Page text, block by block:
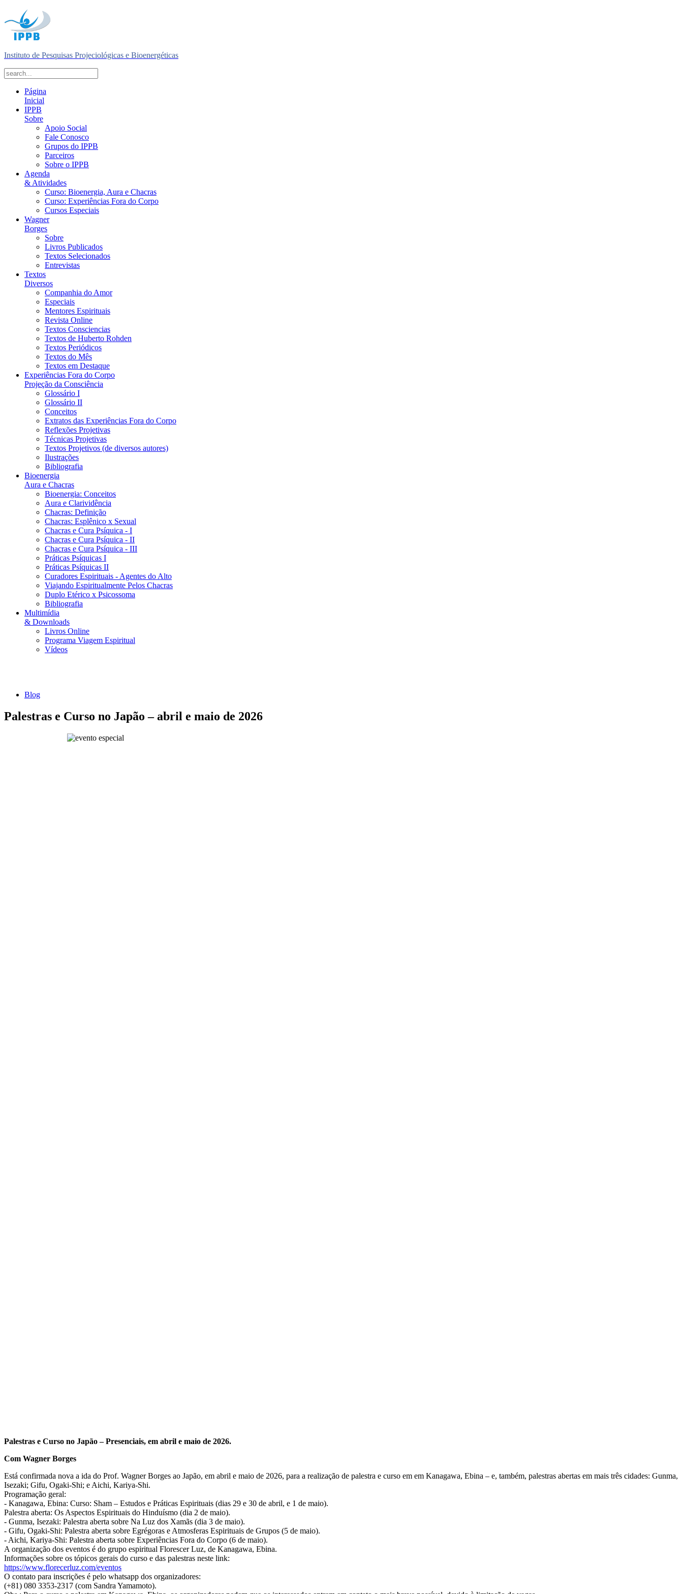
Instituto de Pesquisas Projeciológicas e Bioenergéticas
Página
Inicial
IPPB
Sobre
Apoio Social
Fale Conosco
Grupos do IPPB
Parceiros
Sobre o IPPB
Agenda
& Atividades
Curso: Bioenergia, Aura e Chacras
Curso: Experiências Fora do Corpo
Cursos Especiais
Wagner
Borges
Sobre
Livros Publicados
Textos Selecionados
Entrevistas
Textos
Diversos
Companhia do Amor
Especiais
Mentores Espirituais
Revista Online
Textos Consciencias
Textos de Huberto Rohden
Textos Periódicos
Textos do Mês
Textos em Destaque
Experiências Fora do Corpo
Projeção da Consciência
Glossário I
Glossário II
Conceitos
Extratos das Experiências Fora do Corpo
Reflexões Projetivas
Técnicas Projetivas
Textos Projetivos (de diversos autores)
Ilustrações
Bibliografia
Bioenergia
Aura e Chacras
Bioenergia: Conceitos
Aura e Clarividência
Chacras: Definição
Chacras: Esplênico x Sexual
Chacras e Cura Psíquica - I
Chacras e Cura Psíquica - II
Chacras e Cura Psíquica - III
Práticas Psíquicas I
Práticas Psíquicas II
Curadores Espirituais - Agentes do Alto
Viajando Espiritualmente Pelos Chacras
Duplo Etérico x Psicossoma
Bibliografia
Multimídia
& Downloads
Livros Online
Programa Viagem Espiritual
Vídeos
Blog
Palestras e Curso no Japão – abril e maio de 2026
Palestras e Curso no Japão – Presenciais, em abril e maio de 2026.
Com Wagner Borges
Está confirmada nova a ida do Prof. Wagner Borges ao Japão, em abril e maio de 2026, para a realização de palestra e curso em em Kanagawa, Ebina – e, também, palestras abertas em mais três cidades: Gunma,
Isezaki; Gifu, Ogaki-Shi; e Aichi, Kariya-Shi.
Programação geral:
- Kanagawa, Ebina: Curso: Sham – Estudos e Práticas Espirituais (dias 29 e 30 de abril, e 1 de maio).
Palestra aberta: Os Aspectos Espirituais do Hinduísmo (dia 2 de maio).
- Gunma, Isezaki: Palestra aberta sobre Na Luz dos Xamãs (dia 3 de maio).
- Gifu, Ogaki-Shi: Palestra aberta sobre Egrégoras e Atmosferas Espirituais de Grupos (5 de maio).
- Aichi, Kariya-Shi: Palestra aberta sobre Experiências Fora do Corpo (6 de maio).
A organização dos eventos é do grupo espiritual Florescer Luz, de Kanagawa, Ebina.
Informações sobre os tópicos gerais do curso e das palestras neste link:
https://www.florecerluz.com/eventos
O contato para inscrições é pelo whatsapp dos organizadores:
(+81) 080 3353-2317 (com Sandra Yamamoto).